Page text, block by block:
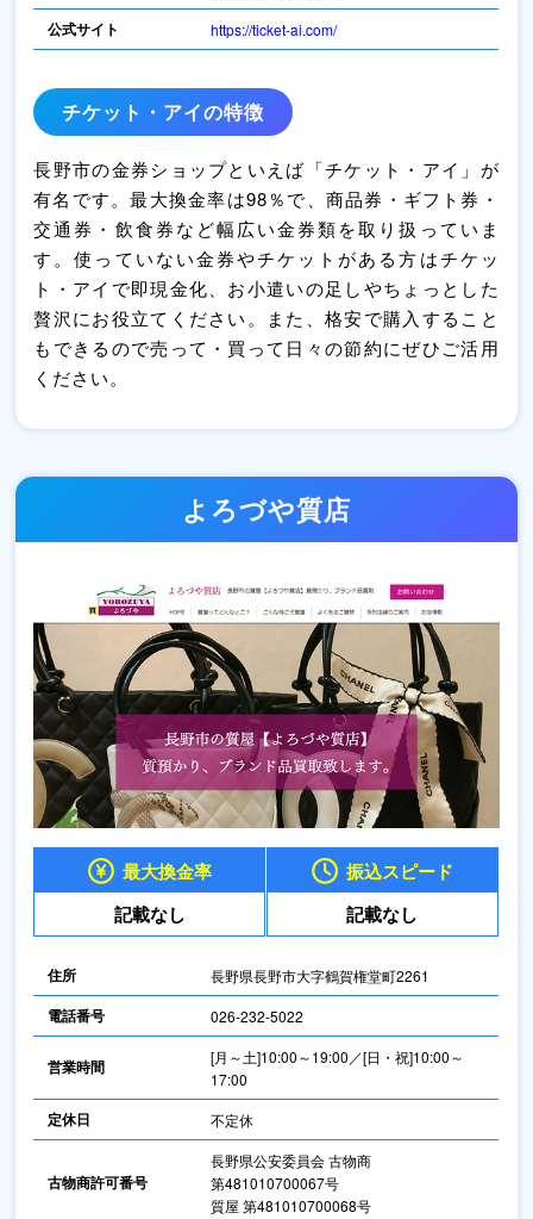
公式サイト https://ticket-ai.com/
チケット・アイの特徴
長野市の金券ショップといえば「チケット・アイ」が
有名です。最大換金率は98％で、商品券・ギフト券・
交通券・飲食券など幅広い金券類を取り扱っていま
す。使っていない金券やチケットがある方はチケッ
ト・アイで即現金化、お小遣いの足しやちょっとした
贅沢にお役立てください。また、格安で購入すること
もできるので売って・買って日々の節約にぜひご活用
ください。
よろづや質店
最大換金率
記載なし
振込スピード
記載なし
住所 長野県長野市大字鶴賀権堂町2261
電話番号 026-232-5022
営業時間
[月～土]10:00～19:00／[日・祝]10:00～
17:00
定休日 不定休
古物商許可番号
長野県公安委員会 古物商
第481010700067号
質屋 第481010700068号